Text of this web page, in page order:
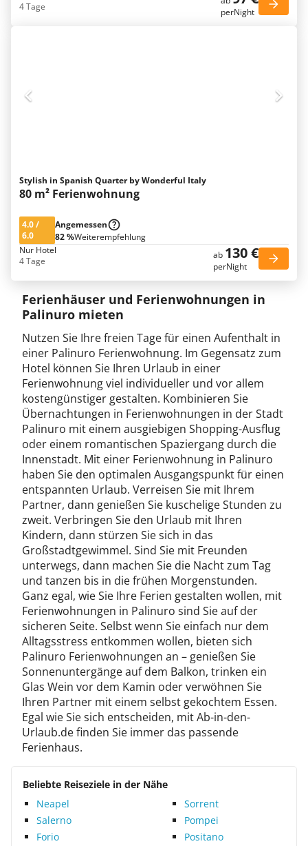
4 Tage
perNight
Stylish in Spanish Quarter by Wonderful Italy
80 m² Ferienwohnung
4.0/
6.0
Angemessen
82 %Weiterempfehlung
Nur Hotel
4 Tage
ab 130 €
perNight
Ferienhäuser und Ferienwohnungen in
Palinuro mieten
Nutzen Sie Ihre freien Tage für einen Aufenthalt in
einer Palinuro Ferienwohnung. Im Gegensatz zum
Hotel können Sie Ihren Urlaub in einer
Ferienwohnung viel individueller und vor allem
kostengünstiger gestalten. Kombinieren Sie
Übernachtungen in Ferienwohnungen in der Stadt
Palinuro mit einem ausgiebigen Shopping-Ausflug
oder einem romantischen Spaziergang durch die
Innenstadt. Mit einer Ferienwohnung in Palinuro
haben Sie den optimalen Ausgangspunkt für einen
entspannten Urlaub. Verreisen Sie mit Ihrem
Partner, dann genießen Sie kuschelige Stunden zu
zweit. Verbringen Sie den Urlaub mit Ihren
Kindern, dann stürzen Sie sich in das
Großstadtgewimmel. Sind Sie mit Freunden
unterwegs, dann machen Sie die Nacht zum Tag
und tanzen bis in die frühen Morgenstunden.
Ganz egal, wie Sie Ihre Ferien gestalten wollen, mit
Ferienwohnungen in Palinuro sind Sie auf der
sicheren Seite. Selbst wenn Sie einfach nur dem
Alltagsstress entkommen wollen, bieten sich
Palinuro Ferienwohnungen an – genießen Sie
Sonnenuntergänge auf dem Balkon, trinken ein
Glas Wein vor dem Kamin oder verwöhnen Sie
Ihren Partner mit einem selbst gekochtem Essen.
Egal wie Sie sich entscheiden, mit Ab-in-den-
Urlaub.de finden Sie immer das passende
Ferienhaus.
Beliebte Reiseziele in der Nähe
Neapel
Sorrent
Salerno
Pompei
Forio
Positano